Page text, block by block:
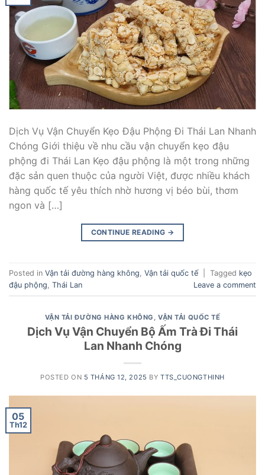
Dịch Vụ Vận Chuyển Kẹo Đậu Phộng Đi Thái Lan Nhanh
Chóng Giới thiệu về nhu cầu vận chuyển kẹo đậu
phộng đi Thái Lan Kẹo đậu phộng là một trong những
đặc sản quen thuộc của người Việt, được nhiều khách
hàng quốc tế yêu thích nhờ hương vị béo bùi, thơm
ngon và […]
CONTINUE READING →
Posted in Vận tải đường hàng không Vận tải quốc tế Tagged kẹo
đậu phộng Thái Lan Leave a comment
VẬN TẢI ĐƯỜNG HÀNG KHÔNG ,VẬN TẢI QUỐC TẾ
Dịch Vụ Vận Chuyển Bộ Ấm Trà Đi Thái
Lan Nhanh Chóng
POSTED ON 5 THÁNG 12, 2025 BY TTS_CUONGTHINH
05
Th12